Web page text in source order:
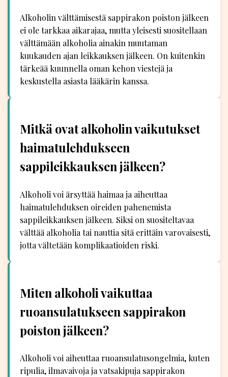
Alkoholin välttämisestä sappirakon poiston jälkeen
ei ole tarkkaa aikarajaa, mutta yleisesti suositellaan
välttämään alkoholia ainakin muutaman
kuukauden ajan leikkauksen jälkeen. On kuitenkin
tärkeää kuunnella oman kehon viestejä ja
keskustella asiasta lääkärin kanssa.
Mitkä ovat alkoholin vaikutukset
haimatulehdukseen
sappileikkauksen jälkeen?
Alkoholi voi ärsyttää haimaa ja aiheuttaa
haimatulehduksen oireiden pahenemista
sappileikkauksen jälkeen. Siksi on suositeltavaa
välttää alkoholia tai nauttia sitä erittäin varovaisesti,
jotta vältetään komplikaatioiden riski.
Miten alkoholi vaikuttaa
ruoansulatukseen sappirakon
poiston jälkeen?
Alkoholi voi aiheuttaa ruoansulatusongelmia, kuten
ripulia, ilmavaivoja ja vatsakipuja sappirakon